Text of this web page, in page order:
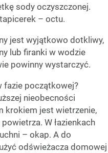
sody oczyszczonej.
– octu.
jest wyjątkowo dotkliwy,
lub firanki w wodzie
powinny wystarczyć.
fazie początkowej?
nieobecności
krokiem jest wietrzenie,
W łazienkach
– okap. A do
odświeżacza domowej